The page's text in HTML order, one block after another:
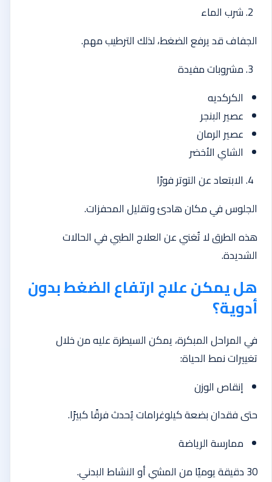
شرب الماء
الجفاف قد يرفع الضغط، لذلك الترطيب مهم.
مشروبات مفيدة
الكركديه
عصير البنجر
عصير الرمان
الشاي الأخضر
الابتعاد عن التوتر فورًا
الجلوس في مكان هادئ وتقليل المحفزات.
هذه الطرق لا تُغني عن العلاج الطبي في الحالات
الشديدة.
هل يمكن علاج ارتفاع الضغط بدون
أدوية؟
في المراحل المبكرة، يمكن السيطرة عليه من خلال
تغييرات نمط الحياة:
إنقاص الوزن
حتى فقدان بضعة كيلوغرامات يُحدث فرقًا كبيرًا.
ممارسة الرياضة
30 دقيقة يوميًا من المشي أو النشاط البدني.